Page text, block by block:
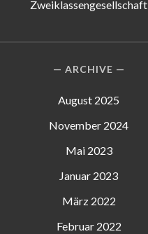
Zweiklassengesellschaft
ARCHIVE
August 2025
November 2024
Mai 2023
Januar 2023
März 2022
Februar 2022